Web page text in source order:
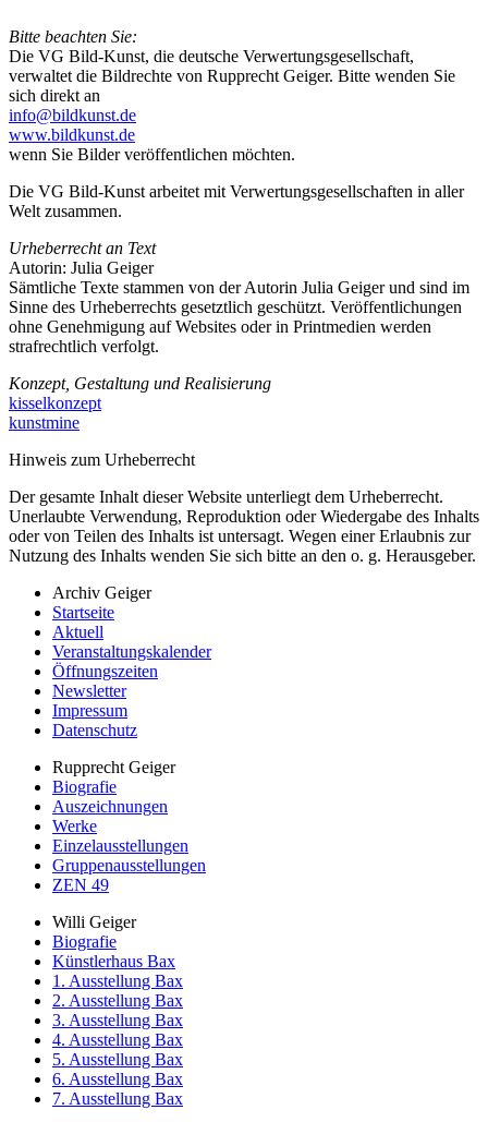
Bitte beachten Sie:
Die VG Bild-Kunst, die deutsche Verwertungsgesellschaft,
verwaltet die Bildrechte von Rupprecht Geiger. Bitte wenden Sie
sich direkt an
info@bildkunst.de
www.bildkunst.de
wenn Sie Bilder veröffentlichen möchten.
Die VG Bild-Kunst arbeitet mit Verwertungsgesellschaften in aller
Welt zusammen.
Urheberrecht an Text
Autorin: Julia Geiger
Sämtliche Texte stammen von der Autorin Julia Geiger und sind im
Sinne des Urheberrechts gesetztlich geschützt. Veröffentlichungen
ohne Genehmigung auf Websites oder in Printmedien werden
strafrechtlich verfolgt.
Konzept, Gestaltung und Realisierung
kisselkonzept
kunstmine
Hinweis zum Urheberrecht
Der gesamte Inhalt dieser Website unterliegt dem Urheberrecht.
Unerlaubte Verwendung, Reproduktion oder Wiedergabe des Inhalts
oder von Teilen des Inhalts ist untersagt. Wegen einer Erlaubnis zur
Nutzung des Inhalts wenden Sie sich bitte an den o. g. Herausgeber.
Archiv Geiger
Startseite
Aktuell
Veranstaltungskalender
Öffnungszeiten
Newsletter
Impressum
Datenschutz
Rupprecht Geiger
Biografie
Auszeichnungen
Werke
Einzelausstellungen
Gruppenausstellungen
ZEN 49
Willi Geiger
Biografie
Künstlerhaus Bax
1. Ausstellung Bax
2. Ausstellung Bax
3. Ausstellung Bax
4. Ausstellung Bax
5. Ausstellung Bax
6. Ausstellung Bax
7. Ausstellung Bax